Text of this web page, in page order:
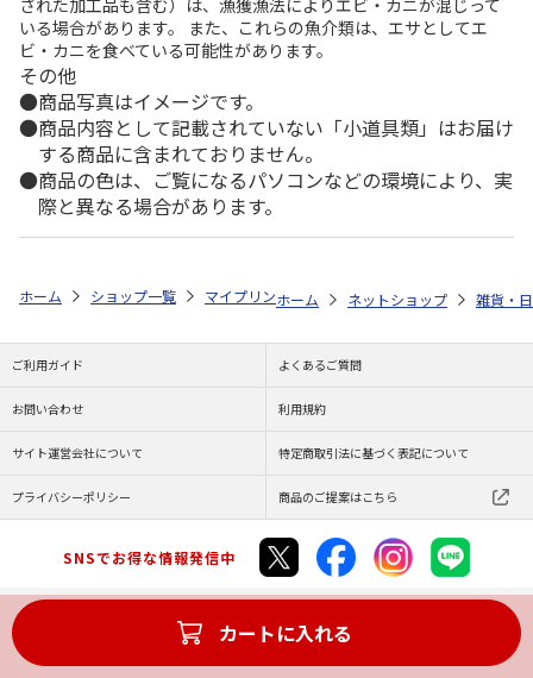
された加工品も含む）は、漁獲漁法によりエビ・カニが混じって
いる場合があります。 また、これらの魚介類は、エサとしてエ
ビ・カニを食べている可能性があります。
その他
商品写真はイメージです。
商品内容として記載されていない「小道具類」はお届け
する商品に含まれておりません。
商品の色は、ご覧になるパソコンなどの環境により、実
際と異なる場合があります。
カートに入れる
ホーム ショップ一覧 マイプリント シルエットプレート【柴犬
ホーム ネットショップ 雑貨・
ご利用ガイド よくあるご質問
お問い合わせ 利用規約
サイト運営会社について 特定商取引法に基づく表記について
プライバシーポリシー 商品のご提案はこちら
SNSでお得な情報発信中